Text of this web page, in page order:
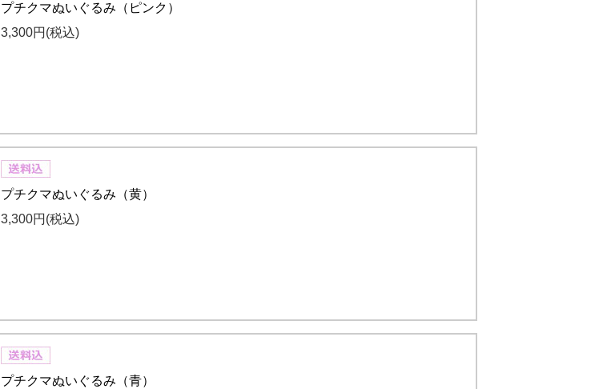
プチクマぬいぐるみ（ピンク）
3,300円 (税込)
プチクマぬいぐるみ（黄）
3,300円 (税込)
プチクマぬいぐるみ（青）